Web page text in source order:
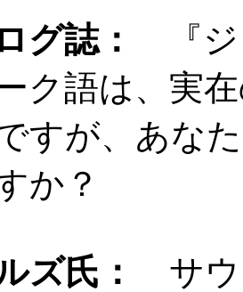
グ誌：
『ジ
ク語は、実
すが、あな
か？
ズ氏：
サウ